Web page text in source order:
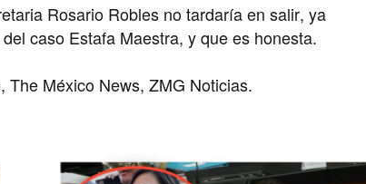
Rosario Robles no tardaría en salir, ya
caso Estafa Maestra, y que es honesta.
The México News, ZMG Noticias.